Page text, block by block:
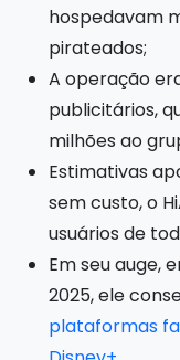
hospedavam
pirateados;
A operação
publicitários,
milhões ao
Estimativas
sem custo, o
usuários de
Em seu auge,
2025, ele
plataformas